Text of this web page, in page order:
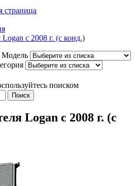
страница
Logan с 2008 г. (с конд.)
Модель
поиском
Logan с 2008 г. (с